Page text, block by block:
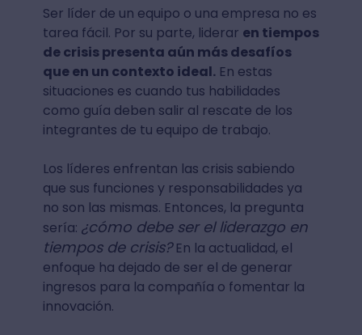
Ser líder de un equipo o una empresa no es
tarea fácil. Por su parte, liderar en tiempos
de crisis presenta aún más desafíos
que en un contexto ideal.En estas
situaciones es cuando tus habilidades
como guía deben salir al rescate de los
integrantes de tu equipo de trabajo.
Los líderes enfrentan las crisis sabiendo
que sus funciones y responsabilidades ya
no son las mismas. Entonces, la pregunta
sería: ¿cómo debe ser el liderazgo en
tiempos de crisis?En la actualidad, el
enfoque ha dejado de ser el de generar
ingresos para la compañía o fomentar la
innovación.